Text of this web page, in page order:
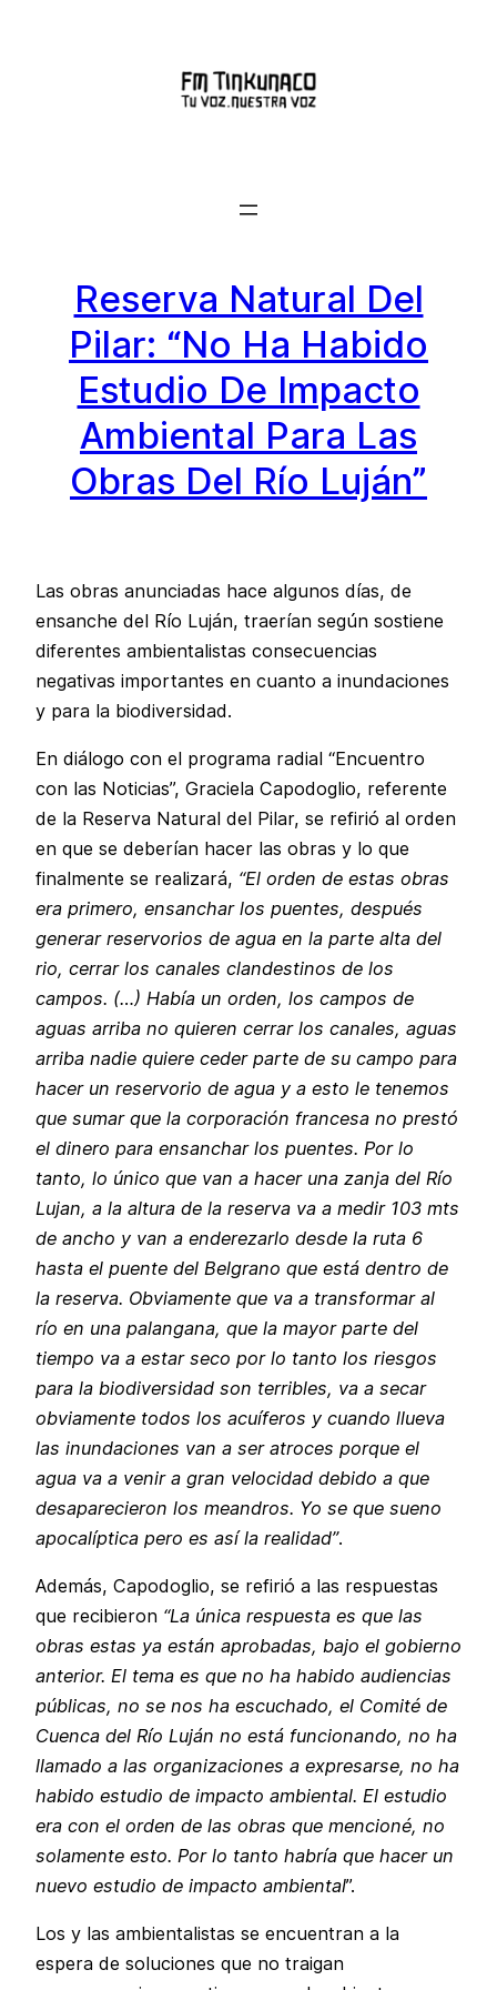
Reserva Natural Del
Pilar: “No Ha Habido
Estudio De Impacto
Ambiental Para Las
Obras Del Río Luján”
Las obras anunciadas hace algunos días, de
ensanche del Río Luján, traerían según sostiene
diferentes ambientalistas consecuencias
negativas importantes en cuanto a inundaciones
y para la biodiversidad.
En diálogo con el programa radial “Encuentro
con las Noticias”, Graciela Capodoglio, referente
de la Reserva Natural del Pilar, se refirió al orden
en que se deberían hacer las obras y lo que
finalmente se realizará, “El orden de estas obras
era primero, ensanchar los puentes, después
generar reservorios de agua en la parte alta del
rio, cerrar los canales clandestinos de los
campos. (…) Había un orden, los campos de
aguas arriba no quieren cerrar los canales, aguas
arriba nadie quiere ceder parte de su campo para
hacer un reservorio de agua y a esto le tenemos
que sumar que la corporación francesa no prestó
el dinero para ensanchar los puentes. Por lo
tanto, lo único que van a hacer una zanja del Río
Lujan, a la altura de la reserva va a medir 103 mts
de ancho y van a enderezarlo desde la ruta 6
hasta el puente del Belgrano que está dentro de
la reserva. Obviamente que va a transformar al
río en una palangana, que la mayor parte del
tiempo va a estar seco por lo tanto los riesgos
para la biodiversidad son terribles, va a secar
obviamente todos los acuíferos y cuando llueva
las inundaciones van a ser atroces porque el
agua va a venir a gran velocidad debido a que
desaparecieron los meandros. Yo se que sueno
apocalíptica pero es así la realidad”.
Además, Capodoglio, se refirió a las respuestas
que recibieron “La única respuesta es que las
obras estas ya están aprobadas, bajo el gobierno
anterior. El tema es que no ha habido audiencias
públicas, no se nos ha escuchado, el Comité de
Cuenca del Río Luján no está funcionando, no ha
llamado a las organizaciones a expresarse, no ha
habido estudio de impacto ambiental. El estudio
era con el orden de las obras que mencioné, no
solamente esto. Por lo tanto habría que hacer un
nuevo estudio de impacto ambiental”.
Los y las ambientalistas se encuentran a la
espera de soluciones que no traigan